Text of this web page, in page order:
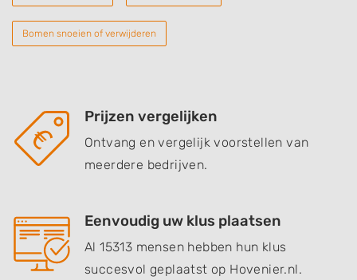
Bomen snoeien of verwijderen
Prijzen vergelijken
Ontvang en vergelijk voorstellen van
meerdere bedrijven.
Eenvoudig uw klus plaatsen
Al 15313 mensen hebben hun klus
succesvol geplaatst op Hovenier.nl.